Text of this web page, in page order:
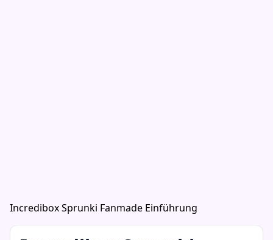
Incredibox Sprunki Fanmade Einführung